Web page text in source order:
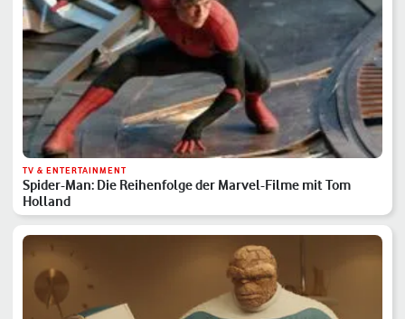
TV & ENTERTAINMENT
Spider-Man: Die Reihenfolge der Marvel-Filme mit Tom
Holland